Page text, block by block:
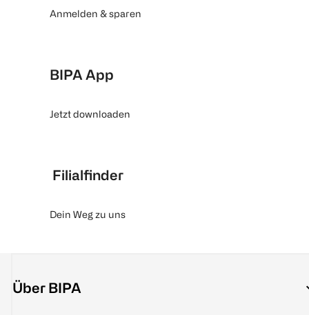
Anmelden & sparen
BIPA App
Jetzt downloaden
Filialfinder
Dein Weg zu uns
Über BIPA